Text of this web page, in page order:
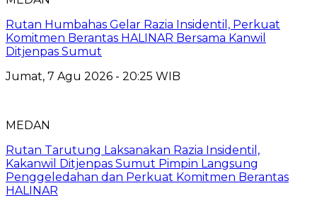
Rutan Humbahas Gelar Razia Insidentil, Perkuat
Komitmen Berantas HALINAR Bersama Kanwil
Ditjenpas Sumut
Jumat, 7 Agu 2026 - 20:25 WIB
MEDAN
Rutan Tarutung Laksanakan Razia Insidentil,
Kakanwil Ditjenpas Sumut Pimpin Langsung
Penggeledahan dan Perkuat Komitmen Berantas
HALINAR